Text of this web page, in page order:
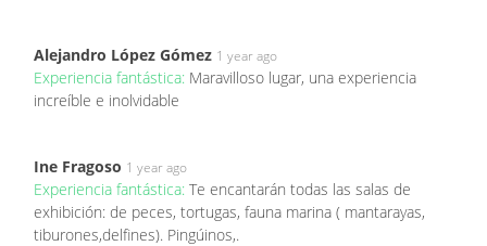
Alejandro López Gómez 1 year ago
Experiencia fantástica: Maravilloso lugar, una experiencia
increíble e inolvidable
Ine Fragoso 1 year ago
Experiencia fantástica: Te encantarán todas las salas de
exhibición: de peces, tortugas, fauna marina ( mantarayas,
tiburones,delfines). Pingúinos,.